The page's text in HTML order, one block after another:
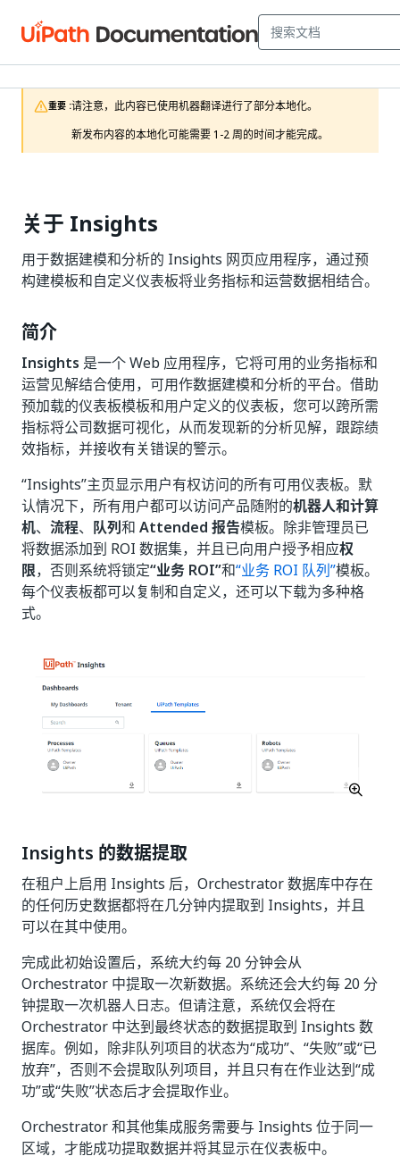
重要 :请注意，此内容已使用机器翻译进行了部分本地化。
新发布内容的本地化可能需要 1-2 周的时间才能完成。
关于 Insights
用于数据建模和分析的 Insights 网页应用程序，通过预
构建模板和自定义仪表板将业务指标和运营数据相结合。
简介
Insights 是一个 Web 应用程序，它将可用的业务指标和
运营见解结合使用，可用作数据建模和分析的平台。借助
预加载的仪表板模板和用户定义的仪表板，您可以跨所需
指标将公司数据可视化，从而发现新的分析见解，跟踪绩
效指标，并接收有关错误的警示。
“Insights”主页显示用户有权访问的所有可用仪表板。默
认情况下，所有用户都可以访问产品随附的机器人和计算
机、 流程、 队列和 Attended 报告模板。除非管理员已
将数据添加到 ROI 数据集，并且已向用户授予相应权
限，否则系统将锁定“业务 ROI”和“业务 ROI 队列”模板。
每个仪表板都可以复制和自定义，还可以下载为多种格
式。
Insights 的数据提取
在租户上启用 Insights 后，Orchestrator 数据库中存在
的任何历史数据都将在几分钟内提取到 Insights，并且
可以在其中使用。
完成此初始设置后，系统大约每 20 分钟会从
Orchestrator 中提取一次新数据。系统还会大约每 20 分
钟提取一次机器人日志。但请注意，系统仅会将在
Orchestrator 中达到最终状态的数据提取到 Insights 数
据库。例如，除非队列项目的状态为“成功”、“失败”或“已
放弃”，否则不会提取队列项目，并且只有在作业达到“成
功”或“失败”状态后才会提取作业。
Orchestrator 和其他集成服务需要与 Insights 位于同一
区域，才能成功提取数据并将其显示在仪表板中。